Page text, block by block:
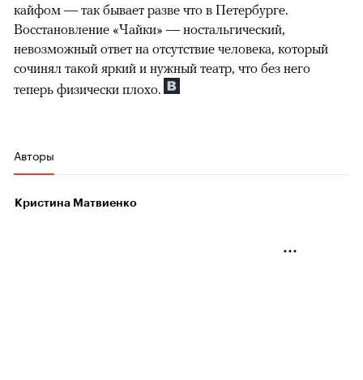
кайфом — так бывает разве что в Петербурге.
Восстановление «Чайки» — ностальгический,
невозможный ответ на отсутствие человека, который
сочинял такой яркий и нужный театр, что без него
теперь физически плохо.
Авторы
Кристина Матвиенко